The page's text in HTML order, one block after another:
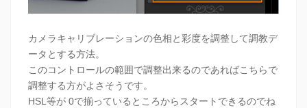
カメラキャリブレーションの色相と彩度を調整して調教デ
ータとする方法。
このコントロールの範囲で調整出来るのであればこちらで
調整する方がよさそうです。
HSL等が 0で揃っているところからスタートできるのでね